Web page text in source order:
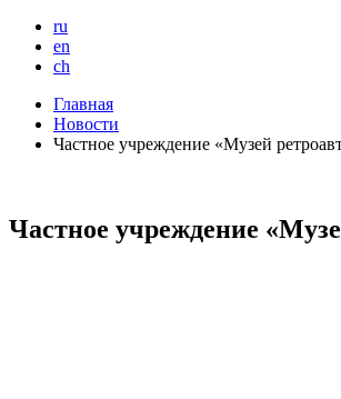
ru
en
ch
Главная
Новости
Частное учреждение «Музей
Частное учреждение